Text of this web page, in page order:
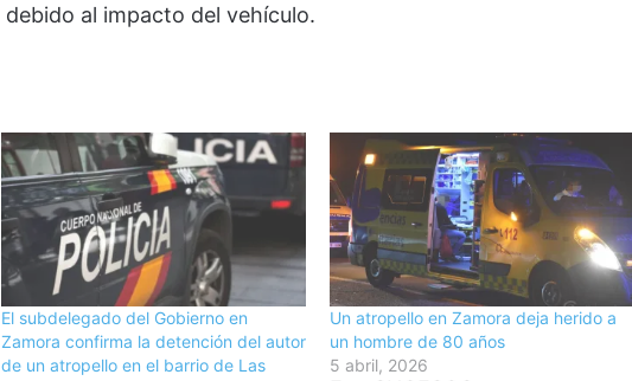
debido al impacto del vehículo.
El subdelegado del Gobierno en
Zamora confirma la detención del autor
de un atropello en el barrio de Las
Un atropello en Zamora deja herido a
un hombre de 80 años
5 abril, 2026